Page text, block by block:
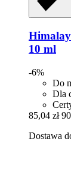
10 ml
-6%
Do
Dla
85,04 zł
Dostawa